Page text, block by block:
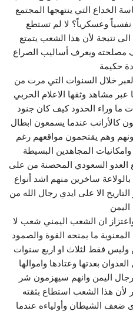
الخداع التي ينتهجها المجتمع
نفسياً وعسكرياً؟ لا لم تستطع
نتيجة لأن هذا الشعب يتمتع
مصلحته ويعرف أساليب الصراع
حكيمة
خلال السنوات التي مرت من
عبر مشاهد وثقها الاعلام الحربي
ما وراء الحدود كيف كان جنود
كالأرانب عندما يسمعون ابطال
وهم يقتحمون مواقعهم رغم
وامكانيات المجاهدين البسيطة
العدو السعودي المحصنة من على
بالولاعة ساخرين منهم اشد أنواع
الا على ايدي رجال الله من
اليمن
ان الشعب اليمني شعب لا
ما يمنحه القوة والصمود
وليس فقط لثلاث او اربع سنوات
بعدتها وعتادها واموالها
اليمن وانهم سيهزمون شر
لأن هذا الشعب استطاع بثقته
ضعف الشيطان وأولياءه عندما